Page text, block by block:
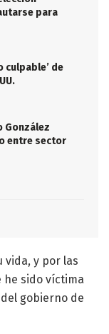
para
culpable’ de
González
entre sector
vida, y por las
he sido víctima
gobierno de